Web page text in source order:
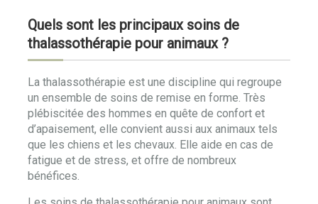
Quels sont les principaux soins de
thalassothérapie pour animaux ?
La thalassothérapie est une discipline qui regroupe
un ensemble de soins de remise en forme. Très
plébiscitée des hommes en quête de confort et
d’apaisement, elle convient aussi aux animaux tels
que les chiens et les chevaux. Elle aide en cas de
fatigue et de stress, et offre de nombreux
bénéfices.